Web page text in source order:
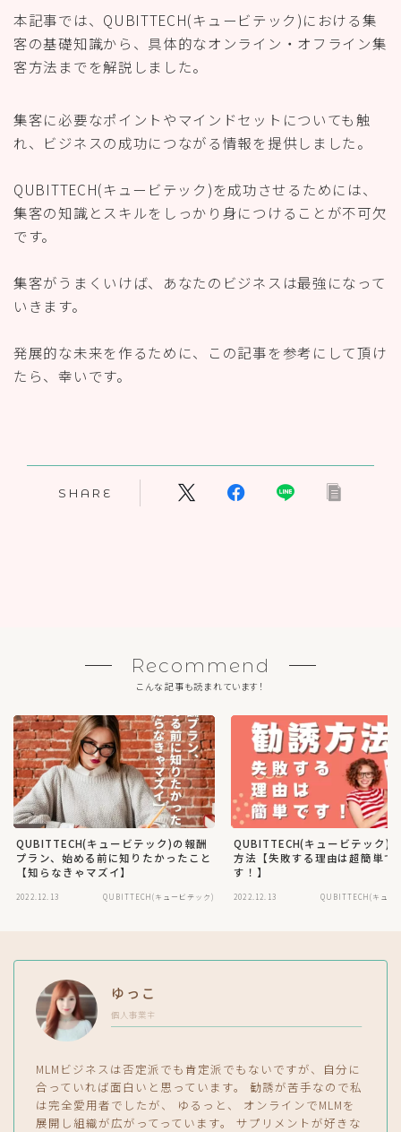
本記事では、QUBITTECH(キュービテック)における集
客の基礎知識から、具体的なオンライン・オフライン集
客方法までを解説しました。
集客に必要なポイントやマインドセットについても触
れ、ビジネスの成功につながる情報を提供しました。
QUBITTECH(キュービテック)を成功させるためには、
集客の知識とスキルをしっかり身につけることが不可欠
です。
集客がうまくいけば、あなたのビジネスは最強になって
いきます。
発展的な未来を作るために、この記事を参考にして頂け
たら、幸いです。
SHARE
Recommend
こんな記事も読まれています！
QUBITTECH(キュービテック)の報酬
プラン、始める前に知りたかったこと
【知らなきゃマズイ】
2022.12.13 QUBITTECH(キュービテック)
QUBITTECH(キュービテック)
方法【失敗する理由は超簡単で
す！】
2022.12.13 QUBITTECH(キュー
ゆっこ
個人事業主
MLMビジネスは否定派でも肯定派でもないですが、自分に
合っていれば面白いと思っています。 勧誘が苦手なので私
は完全愛用者でしたが、 ゆるっと、 オンラインでMLMを
展開し組織が広がってっています。 サプリメントが好きな